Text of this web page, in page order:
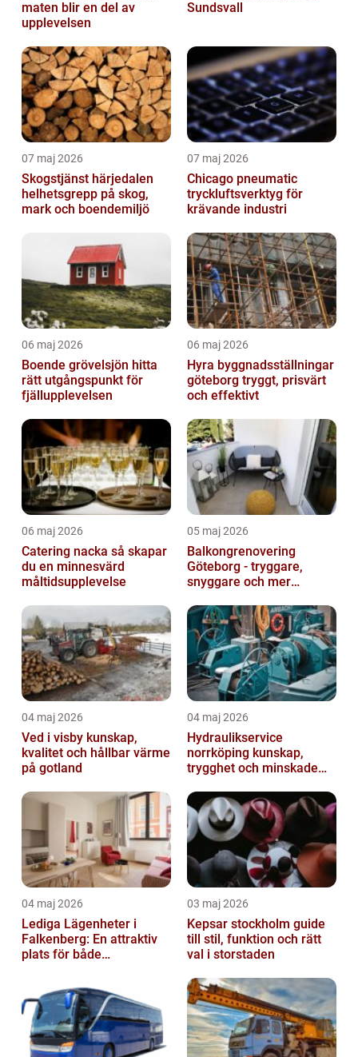
maten blir en del av
upplevelsen
Sundsvall
07 maj 2026
Skogstjänst härjedalen
helhetsgrepp på skog,
mark och boendemiljö
07 maj 2026
Chicago pneumatic
tryckluftsverktyg för
krävande industri
06 maj 2026
Boende grövelsjön hitta
rätt utgångspunkt för
fjällupplevelsen
06 maj 2026
Hyra byggnadsställningar
göteborg tryggt, prisvärt
och effektivt
06 maj 2026
Catering nacka så skapar
du en minnesvärd
måltidsupplevelse
05 maj 2026
Balkongrenovering
Göteborg - tryggare,
snyggare och mer
04 maj 2026
Ved i visby kunskap,
kvalitet och hållbar värme
på gotland
04 maj 2026
Hydraulikservice
norrköping kunskap,
trygghet och minskade
04 maj 2026
Lediga Lägenheter i
Falkenberg: En attraktiv
plats för både
semesterfirare
03 maj 2026
Kepsar stockholm guide
till stil, funktion och rätt
val i storstaden